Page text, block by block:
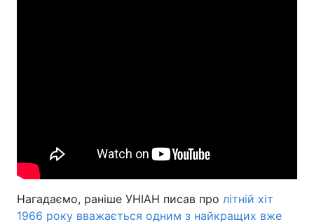
Нагадаємо, раніше УНІАН писав про літній хіт
1966 року вважається одним з найкращих вже